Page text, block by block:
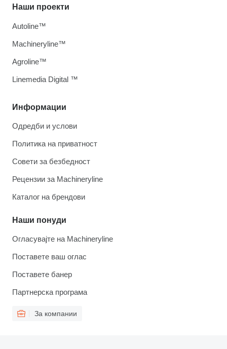
Информации
Одредби и услови
Политика на приватност
Совети за безбедност
Рецензии за Machineryline
Каталог на брендови
Наши понуди
Огласувајте на Machineryline
Поставете ваш оглас
Поставете банер
Партнерска програма
За компании
Наши проекти
Autoline™
Machineryline™
Agroline™
Linemedia Digital ™